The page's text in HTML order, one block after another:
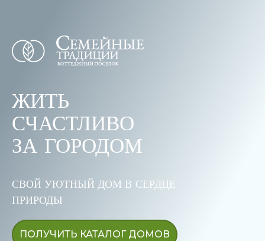
СВОЙ УЮТНЫЙ ДОМ В СЕРДЦЕ
ПРИРОДЫ
ЖИТЬ
СЧАСТЛИВО
ЗА ГОРОДОМ
ПОЛУЧИТЬ КАТАЛОГ ДОМОВ